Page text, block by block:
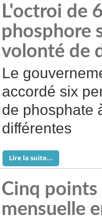
L'octroi de
phosphore
volonté de
Le
accordé six
de phosphate
différentes
Lire la suite...
Cinq points
mensuelle